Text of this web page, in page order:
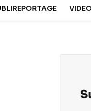
VIDEO